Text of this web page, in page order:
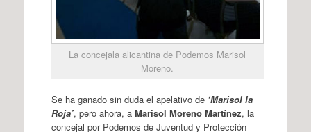
La concejala alicantina de Podemos Marisol
Moreno.
Se ha ganado sin duda el apelativo de ‘Marisol la
Roja’, pero ahora, a Marisol Moreno Martínez, la
concejal por Podemos de Juventud y Protección